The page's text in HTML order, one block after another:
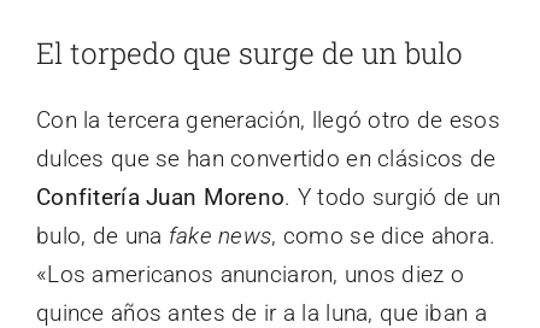
El torpedo que surge de un bulo
Con la tercera generación, llegó otro de esos
dulces que se han convertido en clásicos de
Confitería Juan Moreno. Y todo surgió de un
bulo, de una fake news, como se dice ahora.
«Los americanos anunciaron, unos diez o
quince años antes de ir a la luna, que iban a